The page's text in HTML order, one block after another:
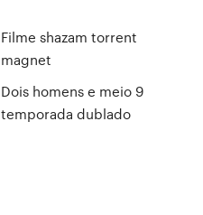
Filme shazam torrent
magnet
Dois homens e meio 9
temporada dublado